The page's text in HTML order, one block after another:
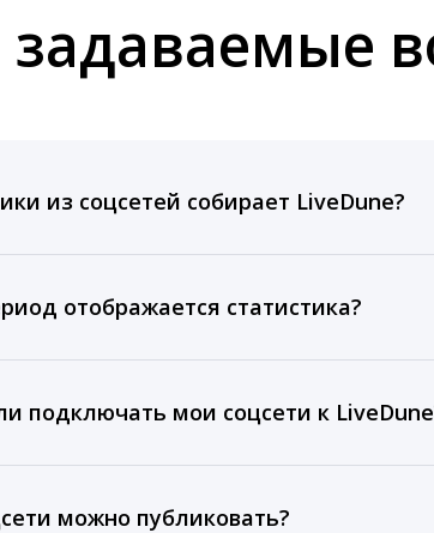
задаваемые
из соцсетей собирает LiveDune?
показываем лучшие посты и
отображается статистика?
Блогер. При оплате тарифа Бизнес
подключать мои соцсети к
лицам.
можно публиковать?